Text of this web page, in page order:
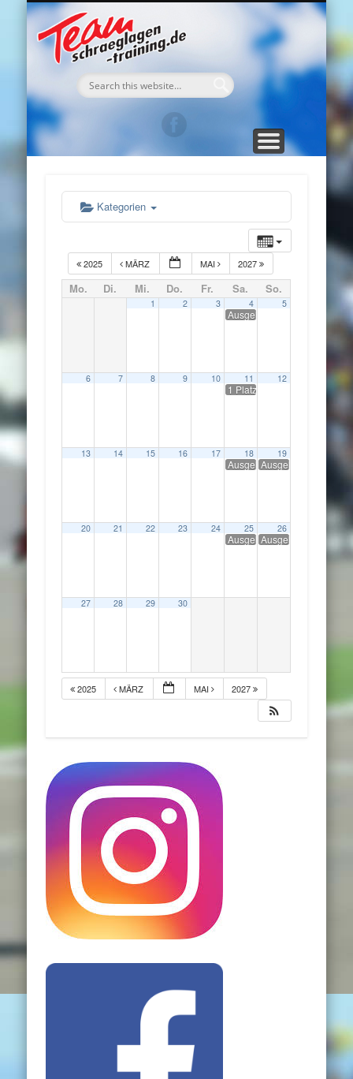
Kategorien
2025 MÄRZ MAI 2027
Mo. Di. Mi. Do. Fr. Sa. So.
1 2 3 4
Ausgebucht!/ Schräglagen-
5
6 7 8 9 10 11
1 Platz frei !/ Schräglagen-
12
13 14 15 16 17 18
Ausgebucht !!/ Schräglagen-
19
Ausgebucht !/
20 21 22 23 24 25
Ausgebucht !/ Schräglagen-
26
Ausgebucht !/
27 28 29 30
2025 MÄRZ MAI 2027